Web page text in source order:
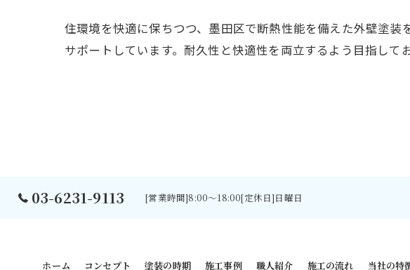
住環境を快適に保ちつつ、墨田区で断熱性能を備えた外壁塗
サポートしています。耐久性と快適性を両立するよう目指してお
03-6231-9113 [営業時間]8:00～18:00[定休日]日曜日
ホーム コンセプト 塗装の時期 施工事例 職人紹介 施工の流れ 当社の特